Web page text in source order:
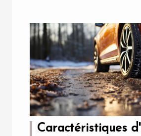
Caractéristiques